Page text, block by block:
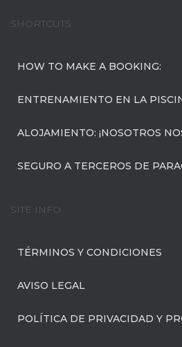
SHORTCUTS
HOW TO MAKE A BOOKING:
ENTRENAMIENTO EN LA
ALOJAMIENTO: ¡NOSOTROS
SEGURO A TERCEROS DE
SITE INFO
TÉRMINOS Y CONDICIONES
AVISO LEGAL
POLÍTICA DE PRIVACIDAD Y